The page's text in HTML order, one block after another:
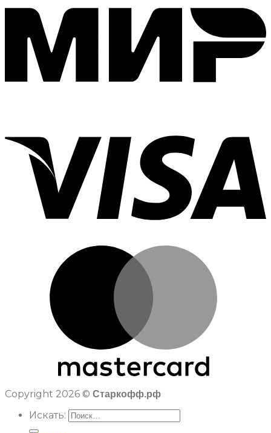
Copyright 2026 © Старкофф.рф
Искать: